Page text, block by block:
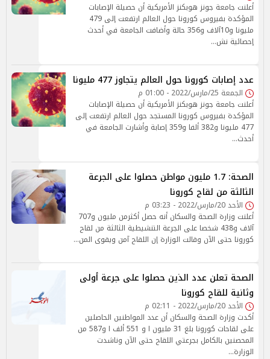
أعلنت جامعة جونز هوبكنز الأمريكية أن حصيلة الإصابات
المؤكدة بفيروس كورونا حول العالم ارتفعت إلى 479
مليونا و10آلاف و356 حالة وأضافت الجامعة في أحدث
إحصائية نش…
عدد إصابات كورونا حول العالم يتجاوز 477 مليونا
الجمعة 25/مارس/2022 - 01:00 م
أعلنت جامعة جونز هوبكنز الأمريكية أن حصيلة الإصابات
المؤكدة بفيروس كورونا المستجد حول العالم ارتفعت إلى
477 مليونا و382 ألفا و359 إصابة وأشارت الجامعة في
أحدث…
الصحة: 1.7 مليون مواطن حصلوا على الجرعة
الثالثة من لقاح كورونا
الأحد 20/مارس/2022 - 03:23 م
أعلنت وزارة الصحة والسكان أنه حصل أكثرمن مليون و707
آلاف و438 شخصا على الجرعة التنشيطية الثالثة من لقاح
كورونا حتى الآن وقالت الوزارة إن اللقاح آمن ويقوى المن…
الصحة تعلن عدد الذين حصلوا على جرعة أولى
وثانية للقاح كورونا
الأحد 20/مارس/2022 - 02:11 م
أكدت وزارة الصحة والسكان أن عدد المواطنين الحاصلين
على لقاحات كورونا بلغ 31 مليون ا و 551 ألف ا و587 من
المحصنين بالكامل بجرعتي اللقاح حتى الآن وناشدت
الوزارة…